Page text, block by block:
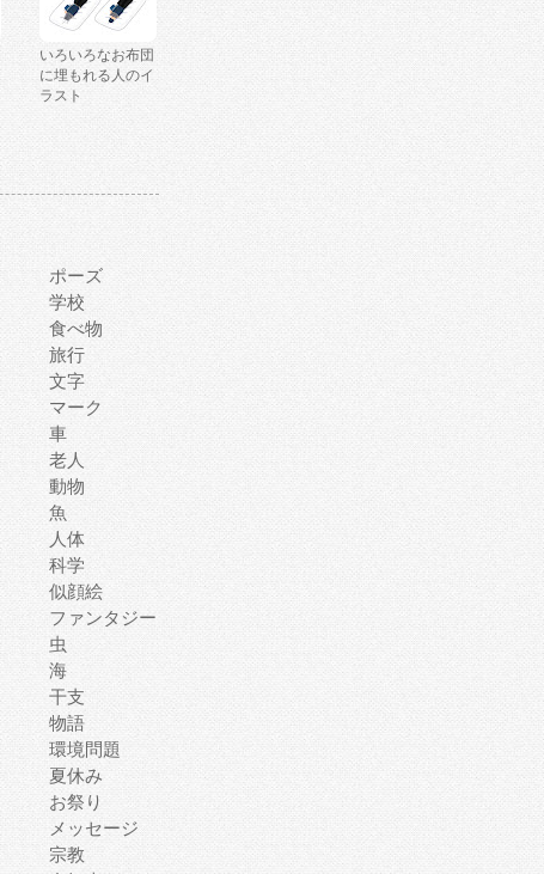
いろいろなお布団
に埋もれる人のイ
ラスト
ポーズ
学校
食べ物
旅行
文字
マーク
車
老人
動物
魚
人体
科学
似顔絵
ファンタジー
虫
海
干支
物語
環境問題
夏休み
お祭り
メッセージ
宗教